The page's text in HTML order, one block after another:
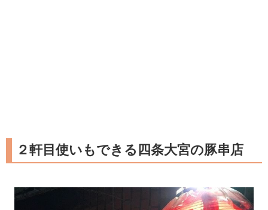
２軒目使いもできる四条大宮の豚串店